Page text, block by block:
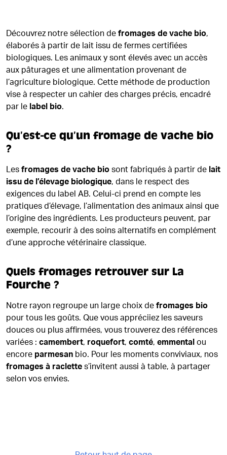
Découvrez notre sélection de fromages de vache bio,
élaborés à partir de lait issu de fermes certifiées
biologiques. Les animaux y sont élevés avec un accès
aux pâturages et une alimentation provenant de
l’agriculture biologique. Cette méthode de production
vise à respecter un cahier des charges précis, encadré
par le label bio.
Qu’est-ce qu’un fromage de vache bio
?
Les fromages de vache bio sont fabriqués à partir de lait
issu de l’élevage biologique, dans le respect des
exigences du label AB. Celui-ci prend en compte les
pratiques d’élevage, l’alimentation des animaux ainsi que
l’origine des ingrédients. Les producteurs peuvent, par
exemple, recourir à des soins alternatifs en complément
d’une approche vétérinaire classique.
Quels fromages retrouver sur La
Fourche ?
Notre rayon regroupe un large choix de fromages bio
pour tous les goûts. Que vous appréciiez les saveurs
douces ou plus affirmées, vous trouverez des références
variées : camembert, roquefort, comté, emmental ou
encore parmesan bio. Pour les moments conviviaux, nos
fromages à raclette s’invitent aussi à table, à partager
selon vos envies.